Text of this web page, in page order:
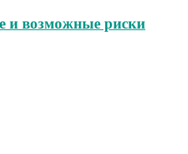
и возможные риски